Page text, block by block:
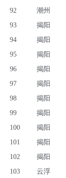
92
潮州
93
揭阳
94
揭阳
95
揭阳
96
揭阳
97
揭阳
98
揭阳
99
揭阳
100
揭阳
101
揭阳
102
揭阳
103
云浮